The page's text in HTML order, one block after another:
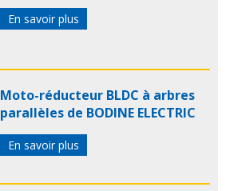
En savoir plus
Moto-réducteur BLDC à arbres
parallèles de BODINE ELECTRIC
En savoir plus